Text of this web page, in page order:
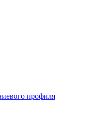
профиля